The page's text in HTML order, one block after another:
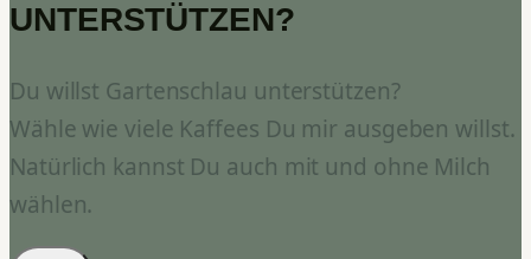
UNTERSTÜTZEN?
Du willst Gartenschlau unterstützen?
Wähle wie viele Kaffees Du mir ausgeben willst.
Natürlich kannst Du auch mit und ohne Milch
wählen.